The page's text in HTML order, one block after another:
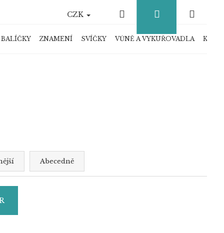
ZNAMENÍ SVÍČKY VŮNĚ A VYKUŘOVADLA
CZK Hledat Přihlášení
košík
Abecedně